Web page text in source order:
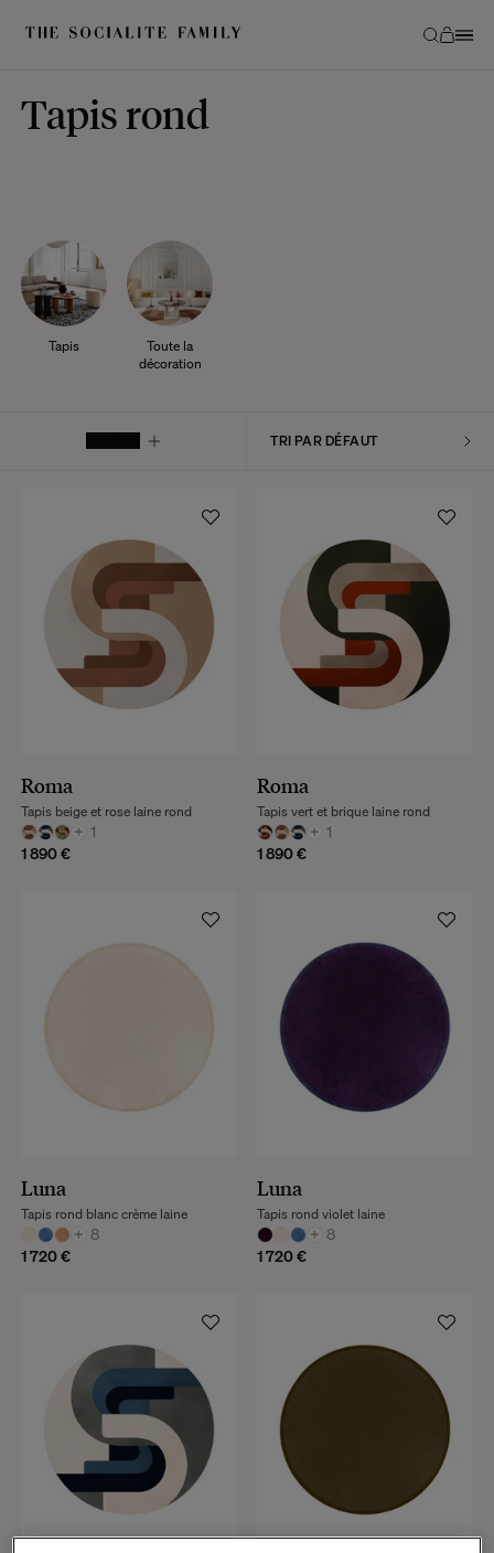
Tapis rond
Tapis
Toute la
décoration
Roma
+ 1
1 890 €
Tapis beige et rose laine rond
Roma
+ 1
1 890 €
Tapis vert et brique laine rond
Luna
+ 8
1 720 €
Tapis rond blanc crème laine
Luna
+ 8
1 720 €
Tapis rond violet laine